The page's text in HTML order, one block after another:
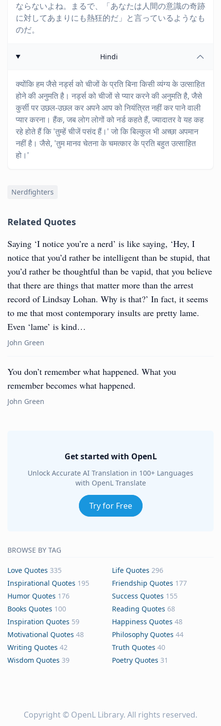
ならないよね。まるで、「あなたは人間の意識の奇跡
に対してあまりにも熱狂的だ」と言っているようなも
のだ。
Hindi
क्योंकि हम जैसे नर्ड्स को चीजों के प्रति बिना किसी व्यंग्य के उत्साहित
होने की अनुमति है। नर्ड्स को चीजों से प्यार करने की अनुमति है, जैसे
कुर्सी पर उछल-उछल कर अपने आप को नियंत्रित नहीं कर पाने वाली
प्यार करना। हैंक, जब लोग लोगों को नर्ड कहते हैं, ज्यादातर वे यह कह
रहे होते हैं कि 'तुम्हें चीजें पसंद हैं।' जो कि बिल्कुल भी अच्छा अपमान
नहीं है। जैसे, 'तुम मानव चेतना के चमत्कार के प्रति बहुत उत्साहित
हो।'
Nerdfighters
Related Quotes
Saying ‘I notice you’re a nerd’ is like saying, ‘Hey, I
notice that you’d rather be intelligent than be stupid, that
you’d rather be thoughtful than be vapid, that you believe
that there are things that matter more than the arrest
record of Lindsay Lohan. Why is that?’ In fact, it seems
to me that most contemporary insults are pretty lame.
Even ‘lame’ is kind…
John Green
You don’t remember what happened. What you
remember becomes what happened.
John Green
Get started with OpenL
Unlock Accurate AI Translation in 100+ Languages
with OpenL Translate
Try for Free
BROWSE BY TAG
Love Quotes 335 Life Quotes 296
Inspirational Quotes 195 Friendship Quotes 177
Humor Quotes 176 Success Quotes 155
Books Quotes 100 Reading Quotes 68
Inspiration Quotes 59 Happiness Quotes 48
Motivational Quotes 48 Philosophy Quotes 44
Writing Quotes 42 Truth Quotes 40
Wisdom Quotes 39 Poetry Quotes 31
Copyright © OpenL Library. All rights reserved.